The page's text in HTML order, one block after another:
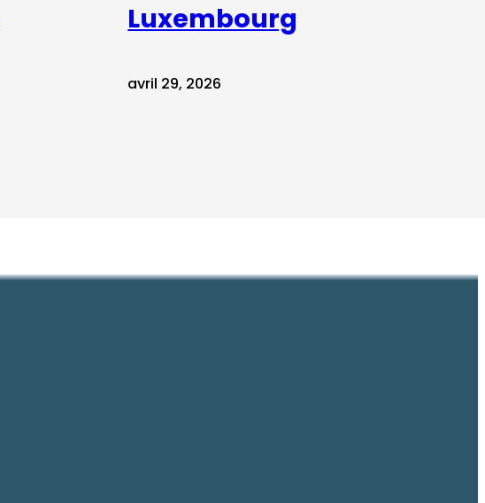
Luxembourg
avril 29, 2026